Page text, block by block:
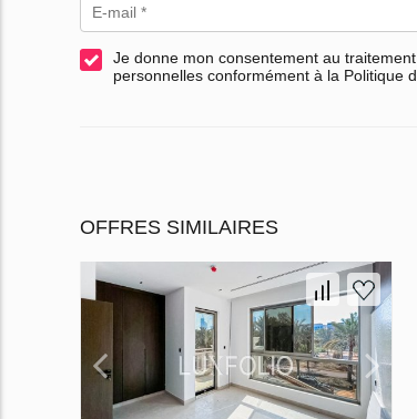
Je donne mon consentement au
personnelles conformément à la Politique
OFFRES SIMILAIRES